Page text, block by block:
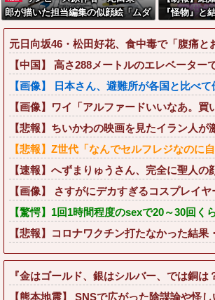
郎が描いた担当編集の似顔絵「ムダ
に東大卒」
『怪物』と
ww
元日向坂46・松田好花、食中毒で「腹痛と
【中国】 高さ288メートルのエレベーター
【画像】 日本さん、避難所が各国と比べ
【画像】ワイ「アルファードいいなあ。買
【悲報】ちいかわの映画を見たイラン人が
【悲報】Z世代「なんでセルフレジなのに
【速報】へずまりゅうさん、完全に聖人
【画像】 さすがにデカすぎるコスプレイ
【驚愕】1回1時間程度のsexで20～30回く
【悲報】コロナワクチン打たなかった結果
『金はゴールド、銀はシルバー、では銅
【熊本地震】 SNSで広がった陰謀論や怪